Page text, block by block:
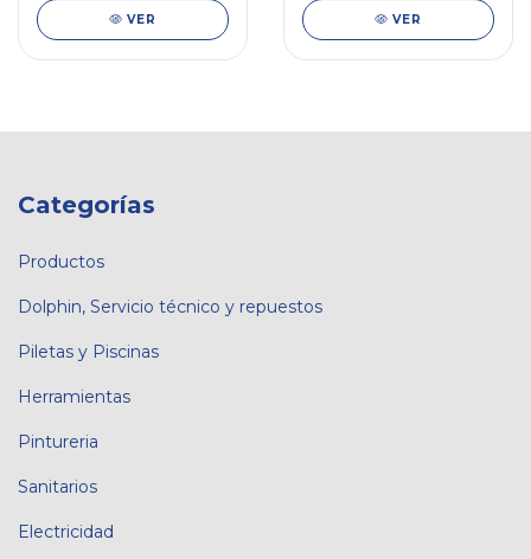
VER VER
Categorías
Productos
Dolphin, Servicio técnico y repuestos
Piletas y Piscinas
Herramientas
Pintureria
Sanitarios
Electricidad